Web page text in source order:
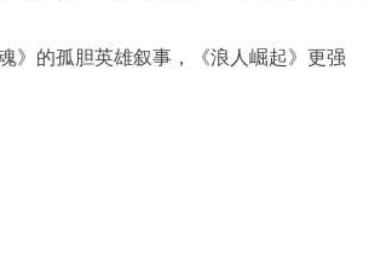
》的孤胆英雄叙事，《浪人崛起》更强